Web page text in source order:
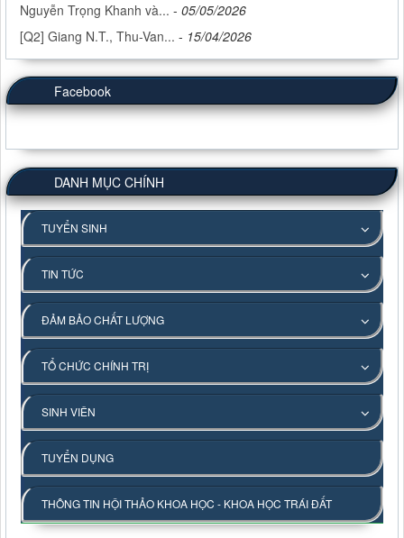
Nguyễn Trọng Khanh và... - 05/05/2026
[Q2] Giang N.T., Thu-Van... - 15/04/2026
Facebook
DANH MỤC CHÍNH
TUYỂN SINH
TIN TỨC
ĐẢM BẢO CHẤT LƯỢNG
TỔ CHỨC CHÍNH TRỊ
SINH VIÊN
TUYỂN DỤNG
THÔNG TIN HỘI THẢO KHOA HỌC - KHOA HỌC TRÁI ĐẤT